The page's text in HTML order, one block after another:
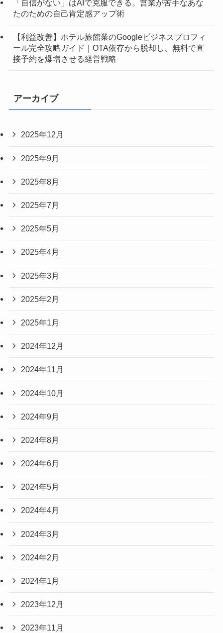
「自信がない」はAIで克服できる。営業が苦手なあな
たのための自己肯定感アップ術
【利益改善】ホテル旅館業のGoogleビジネスプロフィ
ール完全攻略ガイド｜OTA依存から脱却し、無料で直
接予約を爆増させる経営戦略
アーカイブ
2025年12月
2025年9月
2025年8月
2025年7月
2025年5月
2025年4月
2025年3月
2025年2月
2025年1月
2024年12月
2024年11月
2024年10月
2024年9月
2024年8月
2024年6月
2024年5月
2024年4月
2024年3月
2024年2月
2024年1月
2023年12月
2023年11月